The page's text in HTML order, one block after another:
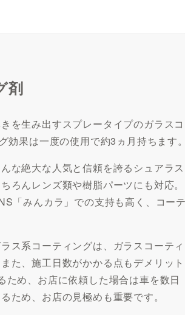
剤
を生み出すスプレータイプのガラスコ
効果は一度の使用で約3ヵ月持ちます
な絶大な人気と信頼を誇るシュアラス
ろんレンズ類や樹脂パーツにも対応。
「みんカラ」での支持も高く、コー
ス系コーティングは、ガラスコーティ
た、施工日数がかかる点もデメリット
め、お店に依頼した場合は車を数日
ため、お店の見極めも重要です。